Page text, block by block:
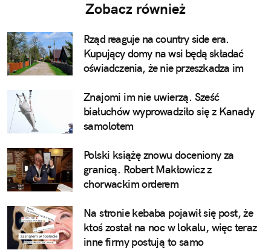
Zobacz również
Rząd reaguje na country side era.
Kupujący domy na wsi będą składać
oświadczenia, że nie przeszkadza im
Znajomi im nie uwierzą. Sześć
białuchów wyprowadziło się z Kanady
samolotem
Polski książę znowu doceniony za
granicą. Robert Makłowicz z
chorwackim orderem
Na stronie kebaba pojawił się post, że
ktoś został na noc w lokalu, więc teraz
inne firmy postują to samo